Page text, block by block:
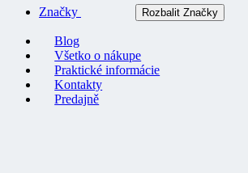
Značky Rozbalit Značky
Blog
Všetko o nákupe
Praktické informácie
Kontakty
Predajně